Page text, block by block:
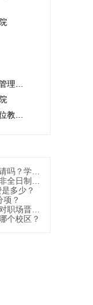
多少？
项？
个校区？